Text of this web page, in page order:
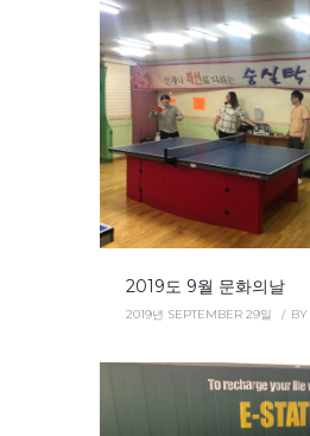
2019도 9월 문화의날
2019년 SEPTEMBER 29일 BY